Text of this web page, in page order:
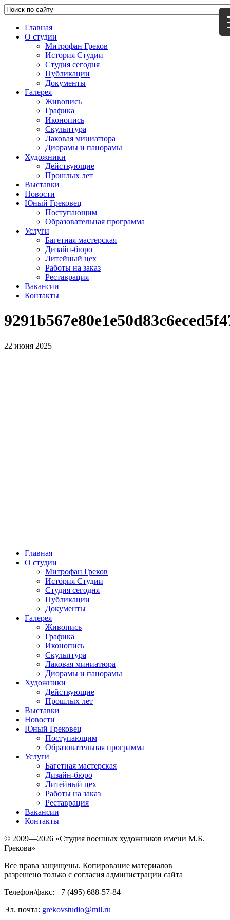
Главная
О студии
Митрофан Греков
История Студии
Студия сегодня
Публикации
Документы
Галерея
Живопись
Графика
Иконопись
Скульптура
Лаковая миниатюра
Диорамы и панорамы
Художники
Действующие
Прошлых лет
Выставки
Новости
Юный Грековец
Поступающим
Образовательная программа
Услуги
Багетная мастерская
Дизайн-бюро
Литейный цех
Работы на заказ
Реставрация
Вакансии
Контакты
22 июня 2025
Главная
О студии
Митрофан Греков
История Студии
Студия сегодня
Публикации
Документы
Галерея
Живопись
Графика
Иконопись
Скульптура
Лаковая миниатюра
Диорамы и панорамы
Художники
Действующие
Прошлых лет
Выставки
Новости
Юный Грековец
Поступающим
Образовательная программа
Услуги
Багетная мастерская
Дизайн-бюро
Литейный цех
Работы на заказ
Реставрация
Вакансии
Контакты
© 2009—2026 «Студия военных художников имени М.Б.
Грекова»
Все права защищены. Копирование материалов
разрешено только с согласия администрации сайта
Телефон/факс: +7 (495) 688-57-84
Эл. почта: grekovstudio@mil.ru